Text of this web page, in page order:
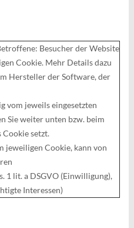
Besucher der Website
Cookie. Mehr Details dazu
Hersteller der Software, der
vom jeweils eingesetzten
Sie weiter unten bzw. beim
setzt.
jeweiligen Cookie, kann von
1 lit. a DSGVO (Einwilligung),
Interessen)